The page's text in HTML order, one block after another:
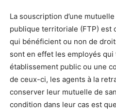
La souscription d’une
publique territoriale (FTP) est
qui bénéficient ou non de
sont en effet les employés
établissement public ou une
de ceux-ci, les agents à la
conserver leur mutuelle de
condition dans leur cas est